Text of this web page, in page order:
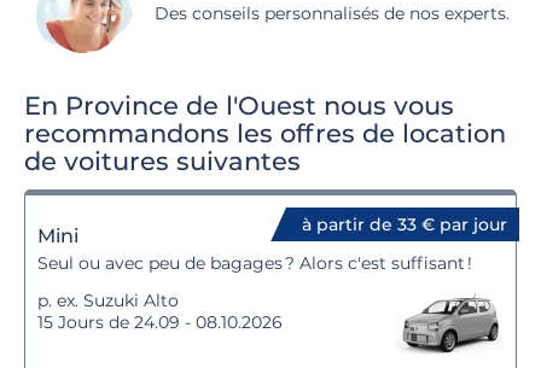
Des conseils personnalisés de nos experts.
En Province de l'Ouest nous vous
recommandons les offres de location
de voitures suivantes
à partir de 33 € par jour
Mini
Seul ou avec peu de bagages ? Alors c'est suffisant !
p. ex. Suzuki Alto
15 Jours de 24.09 - 08.10.2026